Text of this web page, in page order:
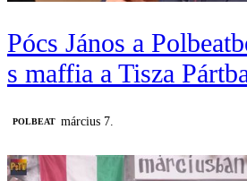
Pócs János a
s maffia a Tisza
‎POLBEAT március 7.